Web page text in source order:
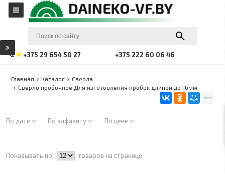
+375 29 654 50 27 +375 222 60 06 46
Главная Каталог
Сверла
Сверло пробочное Для изготовления пробок длиной до 16мм
По дате По алфавиту По цене
Показывать по: товаров на странице